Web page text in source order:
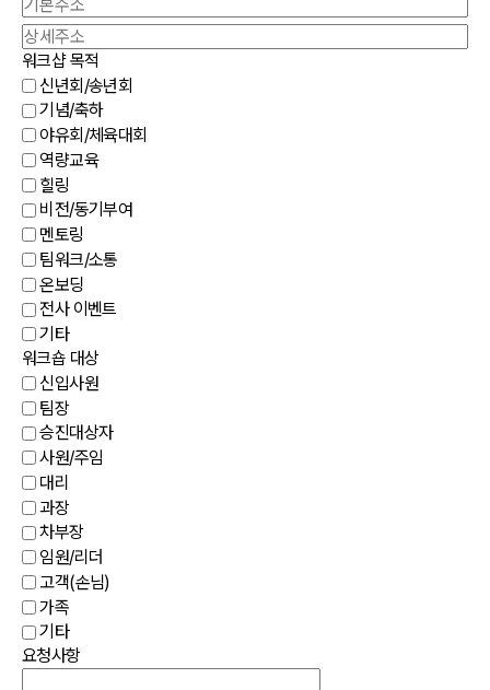
워크샵 목적
신년회/송년회
기념/축하
야유회/체육대회
역량교육
힐링
비전/동기부여
멘토링
팀워크/소통
온보딩
전사 이벤트
기타
워크숍 대상
신입사원
팀장
승진대상자
사원/주임
대리
과장
차부장
임원/리더
고객(손님)
가족
기타
요청사항